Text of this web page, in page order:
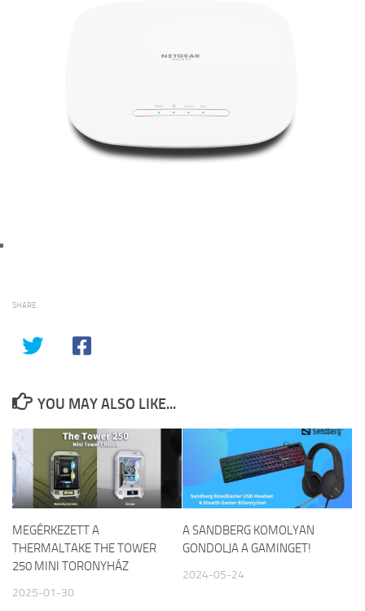
SHARE
YOU MAY ALSO LIKE...
MEGÉRKEZETT A
THERMALTAKE THE TOWER
250 MINI TORONYHÁZ
2025-01-30
A SANDBERG KOMOLYAN
GONDOLJA A GAMINGET!
2024-05-24